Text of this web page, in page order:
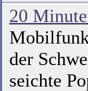
20
der
seichte